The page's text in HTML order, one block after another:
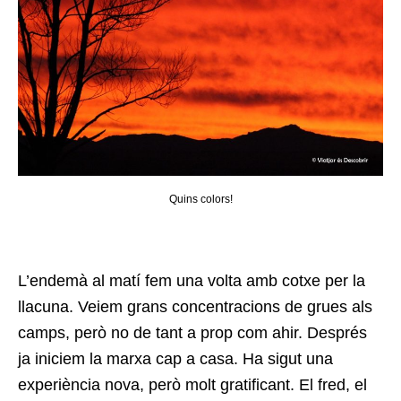
Quins colors!
L’endemà al matí fem una volta amb cotxe per la
llacuna. Veiem grans concentracions de grues als
camps, però no de tant a prop com ahir. Després
ja iniciem la marxa cap a casa. Ha sigut una
experiència nova, però molt gratificant. El fred, el